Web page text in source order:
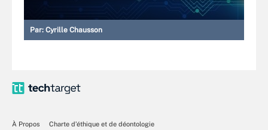
Par: Cyrille Chausson
À Propos
Charte d’éthique et de déontologie